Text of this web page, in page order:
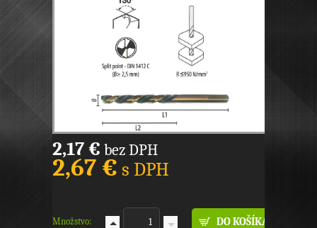
2,17 € bez DPH
2,67 € s DPH
Množstvo: